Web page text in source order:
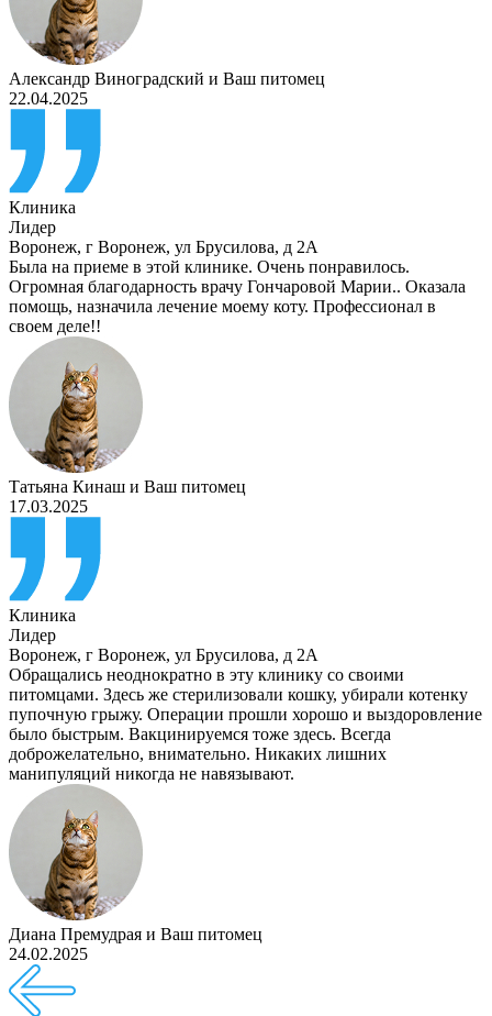
Александр Виноградский и Ваш питомец
22.04.2025
Клиника
Лидер
Воронеж, г Воронеж, ул Брусилова, д 2А
Была на приеме в этой клинике. Очень понравилось.
Огромная благодарность врачу Гончаровой Марии.. Оказала
помощь, назначила лечение моему коту. Профессионал в
своем деле!!
Татьяна Кинаш и Ваш питомец
17.03.2025
Клиника
Лидер
Воронеж, г Воронеж, ул Брусилова, д 2А
Обращались неоднократно в эту клинику со своими
питомцами. Здесь же стерилизовали кошку, убирали котенку
пупочную грыжу. Операции прошли хорошо и выздоровление
было быстрым. Вакцинируемся тоже здесь. Всегда
доброжелательно, внимательно. Никаких лишних
манипуляций никогда не навязывают.
Диана Премудрая и Ваш питомец
24.02.2025